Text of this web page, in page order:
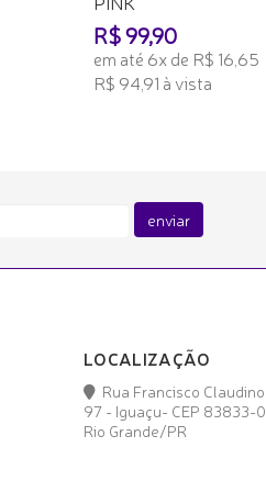
R$ 99,90
em até 6x de R$ 16,65
R$ 94,91 à vista
enviar
LOCALIZAÇÃO
Rua Francisco
97 - Iguaçu- CEP 83833-
Rio Grande/PR